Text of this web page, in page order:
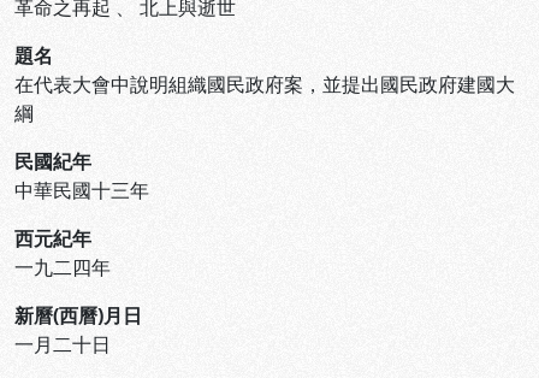
革命之再起 、 北上與逝世
題名
在代表大會中說明組織國民政府案，並提出國民政府建國大
綱
民國紀年
中華民國十三年
西元紀年
一九二四年
新曆(西曆)月日
一月二十日